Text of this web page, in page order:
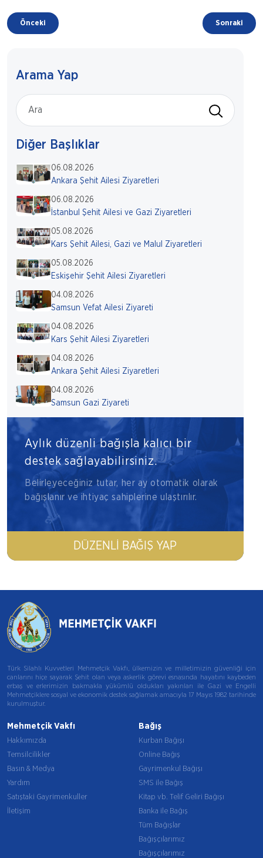
Önceki Sonraki
Arama Yap
Diğer Başlıklar
06.08.2026
Ankara Şehit Ailesi Ziyaretleri
06.08.2026
İstanbul Şehit Ailesi ve Gazi Ziyaretleri
05.08.2026
Kars Şehit Ailesi, Gazi ve Malul Ziyaretleri
05.08.2026
Eskişehir Şehit Ailesi Ziyaretleri
04.08.2026
Samsun Vefat Ailesi Ziyareti
04.08.2026
Kars Şehit Ailesi Ziyaretleri
04.08.2026
Ankara Şehit Ailesi Ziyaretleri
04.08.2026
Samsun Gazi Ziyareti
Aylık düzenli bağışla kalıcı bir
destek sağlayabilirsiniz.
Belirleyeceğiniz tutar, her ay otomatik olarak
bağışlanır ve ihtiyaç sahiplerine ulaştırılır.
DÜZENLI BAĞIŞ YAP
Türk Silahlı Kuvvetleri Mehmetçik Vakfı, ülkemizin ve milletimizin güvenliği için
canlarını hiçe sayarak Şehit olan veya askerlik görevi esnasında hayatını kaybeden
erbaş ve erlerimizin bakmakla yükümlü oldukları yakınları ile Gazi ve Engelli
Mehmetçiklere sosyal ve ekonomik destek sağlamak amacıyla 17 Mayıs 1982 tarihinde
kurulmuştur.
Mehmetçik Vakfı
Hakkımızda
Temsilcilikler
Basın & Medya
Yardım
Satıştaki Gayrimenkuller
İletişim
Bağış
Kurban Bağışı
Online Bağış
Gayrimenkul Bağışı
SMS ile Bağış
Kitap vb. Telif Geliri Bağışı
Banka ile Bağış
Tüm Bağışlar
Bağışçılarımız
Bağışçılarımız